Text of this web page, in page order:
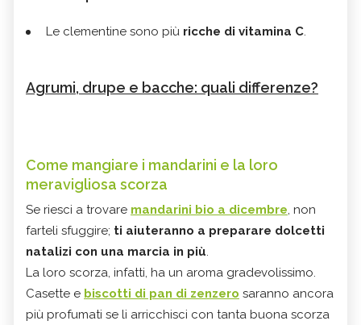
Le clementine sono più ricche di vitamina C.
Agrumi, drupe e bacche: quali differenze?
Come mangiare i mandarini e la loro
meravigliosa scorza
Se riesci a trovare mandarini bio a dicembre, non
farteli sfuggire; ti aiuteranno a preparare dolcetti
natalizi con una marcia in più.
La loro scorza, infatti, ha un aroma gradevolissimo.
Casette e biscotti di pan di zenzero saranno ancora
più profumati se li arricchisci con tanta buona scorza